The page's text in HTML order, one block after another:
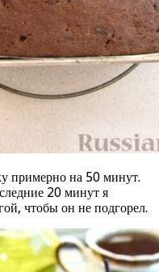
примерно на 50 минут.
20 минут я
чтобы он не подгорел.